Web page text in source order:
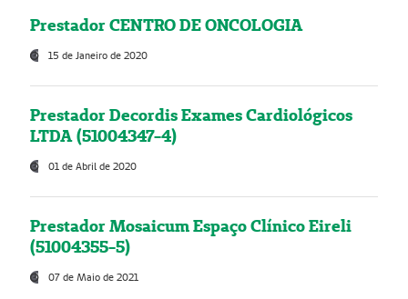
Prestador CENTRO DE ONCOLOGIA
15 de Janeiro de 2020
Prestador Decordis Exames Cardiológicos
LTDA (51004347-4)
01 de Abril de 2020
Prestador Mosaicum Espaço Clínico Eireli
(51004355-5)
07 de Maio de 2021